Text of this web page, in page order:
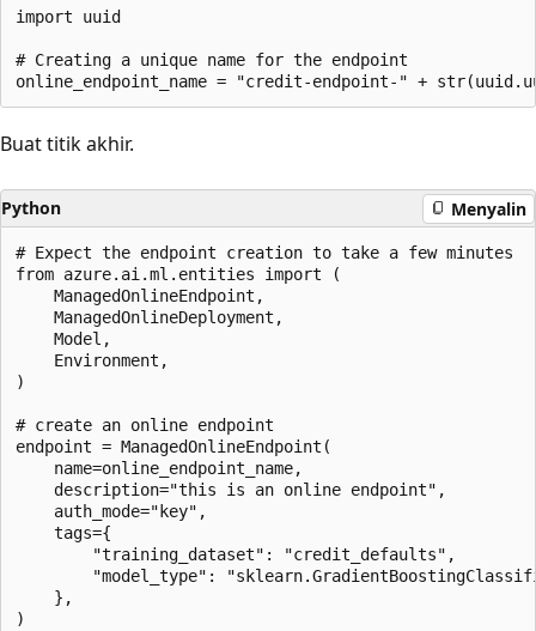
import uuid
# Creating a unique name for the endpoint
Buat titik akhir.
Python Menyalin
# Expect the endpoint creation to take a few minutes
from azure.ai.ml.entities import (
    ManagedOnlineEndpoint,
    ManagedOnlineDeployment,
    Model,
    Environment,
)
# create an online endpoint
endpoint = ManagedOnlineEndpoint(
    name=online_endpoint_name,
    description="this is an online endpoint",
    auth_mode="key",
    tags={
        "training_dataset": "credit_defaults",
"model_type":
    },
)